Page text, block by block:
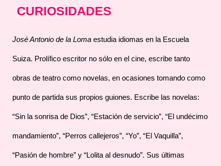
CURIOSIDADES
José Antonio de la Loma estudia idiomas en la Escuela
Suiza. Prolífico escritor no sólo en el cine, escribe tanto
obras de teatro como novelas, en ocasiones tomando como
punto de partida sus propios guiones. Escribe las novelas:
“Sin la sonrisa de Dios”, “Estación de servicio”, “El undécimo
mandamiento”, “Perros callejeros”, “Yo”, “El Vaquilla”,
“Pasión de hombre” y “Lolita al desnudo”. Sus últimas